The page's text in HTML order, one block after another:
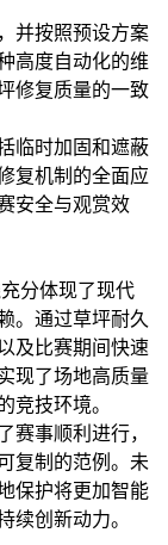
并按照预设方案
高度自动化的维
修复质量的一致
临时加固和遮蔽
复机制的全面应
安全与观赏效
分体现了现代
。通过草坪耐久
及比赛期间快速
现了场地高质量
技环境。
事顺利进行，
复制的范例。未
保护将更加智能
创新动力。